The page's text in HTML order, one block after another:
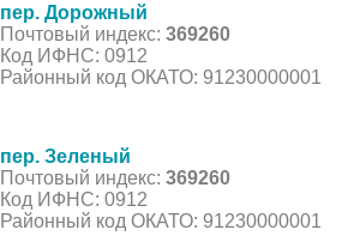
пер. Дорожный
Почтовый индекс: 369260
Код ИФНС: 0912
Районный код ОКАТО: 91230000001
пер. Зеленый
Почтовый индекс: 369260
Код ИФНС: 0912
Районный код ОКАТО: 91230000001